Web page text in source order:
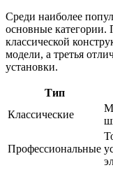
Среди наиболее
основные категории.
классической
модели, а третья
установки.
Тип
Классические
Профессиональные